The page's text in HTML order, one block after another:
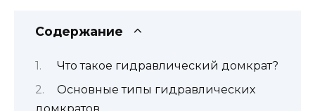
Содержание
Что такое гидравлический домкрат?
Основные типы гидравлических